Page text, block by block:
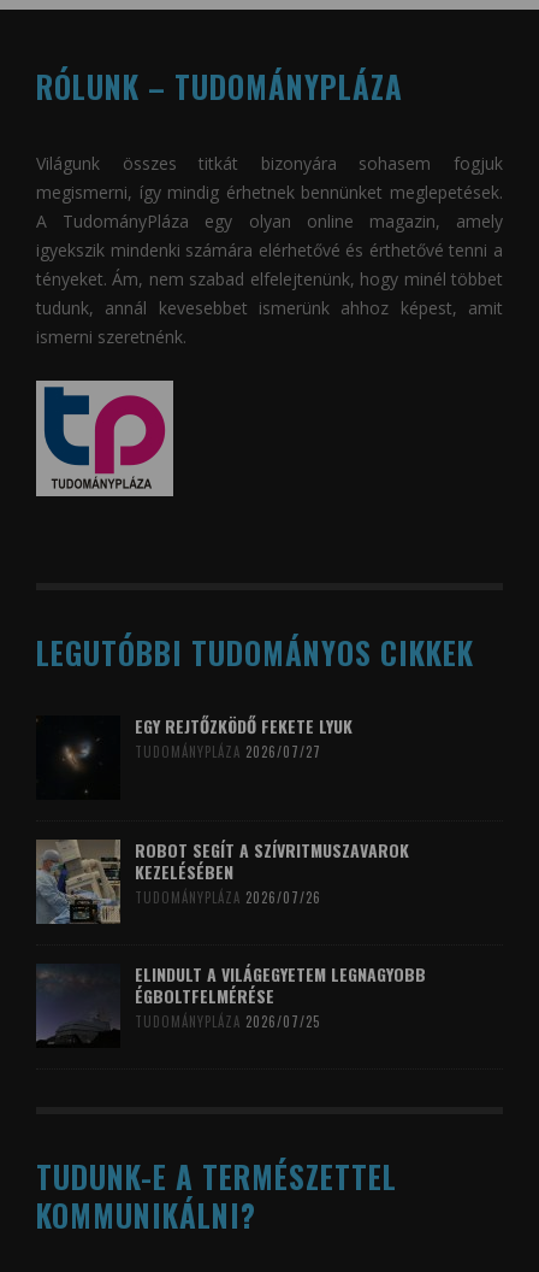
RÓLUNK – TUDOMÁNYPLÁZA
Világunk összes titkát bizonyára sohasem fogjuk
megismerni, így mindig érhetnek bennünket meglepetések.
A TudományPláza egy olyan online magazin, amely
igyekszik mindenki számára elérhetővé és érthetővé tenni a
tényeket. Ám, nem szabad elfelejtenünk, hogy minél többet
tudunk, annál kevesebbet ismerünk ahhoz képest, amit
ismerni szeretnénk.
LEGUTÓBBI TUDOMÁNYOS CIKKEK
EGY REJTŐZKÖDŐ FEKETE LYUK
TUDOMÁNYPLÁZA 2026/07/27
ROBOT SEGÍT A SZÍVRITMUSZAVAROK
KEZELÉSÉBEN
TUDOMÁNYPLÁZA 2026/07/26
ELINDULT A VILÁGEGYETEM LEGNAGYOBB
ÉGBOLTFELMÉRÉSE
TUDOMÁNYPLÁZA 2026/07/25
TUDUNK-E A TERMÉSZETTEL
KOMMUNIKÁLNI?